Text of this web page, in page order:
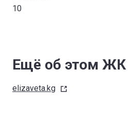
10
Ещё об этом ЖК
elizaveta.kg